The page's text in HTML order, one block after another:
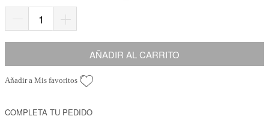
AÑADIR AL CARRITO
Añadir a Mis favoritos
COMPLETA TU PEDIDO